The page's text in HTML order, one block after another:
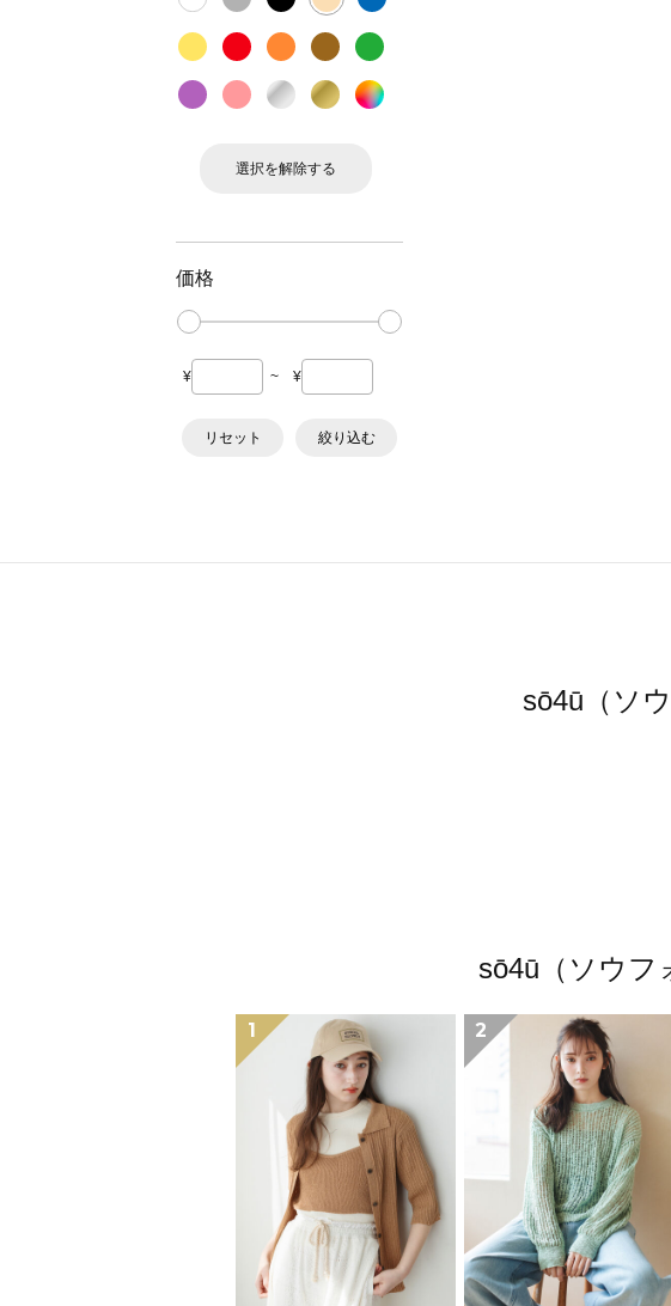
選択を解除する
価格
¥ ~ ¥
リセット 絞り込む
sō4ū（ソ
sō4ū（ソウフ
1 2